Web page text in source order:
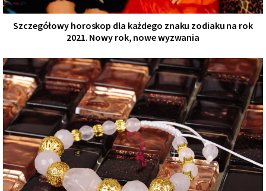
Szczegółowy horoskop dla każdego znaku zodiaku na rok
2021. Nowy rok, nowe wyzwania